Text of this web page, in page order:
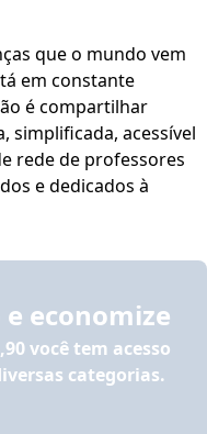
que o mundo vem
em constante
é compartilhar
simplificada, acessível
e dedicados à
economize
você tem acesso
categorias.